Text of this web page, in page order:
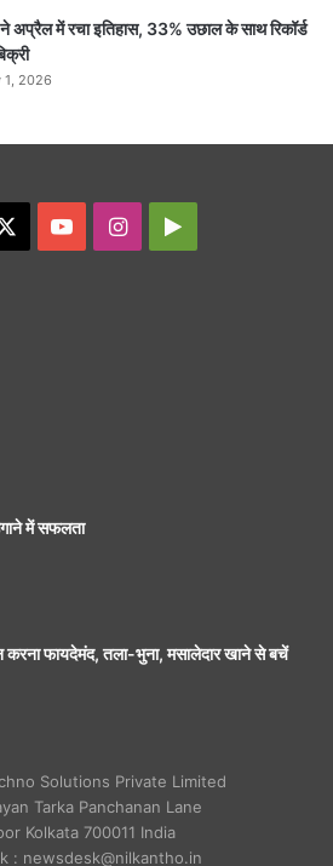
ने अप्रैल में रचा इतिहास, 33% उछाल के साथ रिकॉर्ड
1, 2026
YouTubeInstagram
में सफलता
करना फायदेमंद, तला-भुना, मसालेदार खाने से बचें
Solutions Private Limited
Tarka Panchanan Lane
Kolkata 700011 India
: newsdesk@nilkantho.in